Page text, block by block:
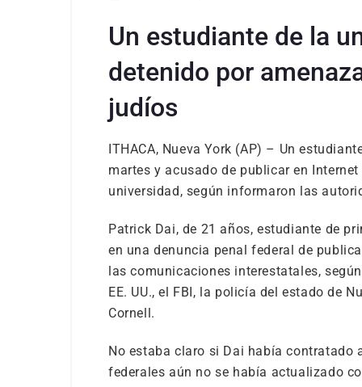
Un estudiante de la
detenido por
judíos
ITHACA, Nueva York (AP) – Un
martes y acusado de publicar en
universidad, según informaron las
Patrick Dai, de 21 años, estudiante de
en una denuncia penal federal de
las comunicaciones interestatales,
EE. UU., el FBI, la policía del estado de
Cornell.
No estaba claro si Dai había contratado
federales aún no se había actualizado